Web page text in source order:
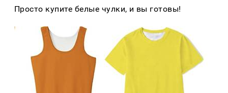
Просто купите белые чулки, и вы готовы!